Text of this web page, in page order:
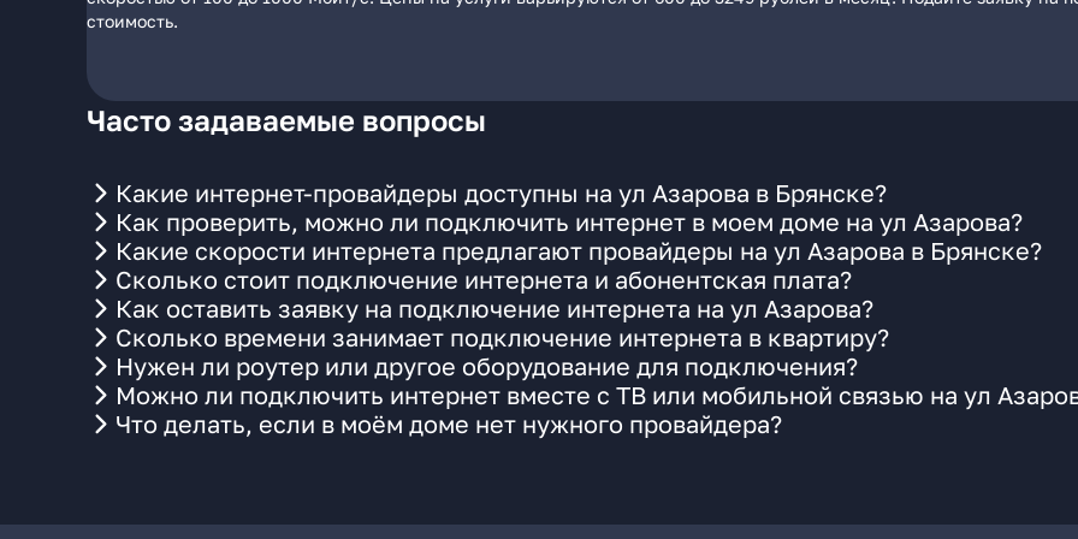
стоимость.
Часто задаваемые вопросы
Какие интернет-провайдеры доступны на ул Азарова в Брянске?
Как проверить, можно ли подключить интернет в моем доме на ул Азарова?
Какие скорости интернета предлагают провайдеры на ул Азарова в Брянске?
Сколько стоит подключение интернета и абонентская плата?
Как оставить заявку на подключение интернета на ул Азарова?
Сколько времени занимает подключение интернета в квартиру?
Нужен ли роутер или другое оборудование для подключения?
Можно ли подключить интернет вместе с ТВ или мобильной связью на ул
Что делать, если в моём доме нет нужного провайдера?